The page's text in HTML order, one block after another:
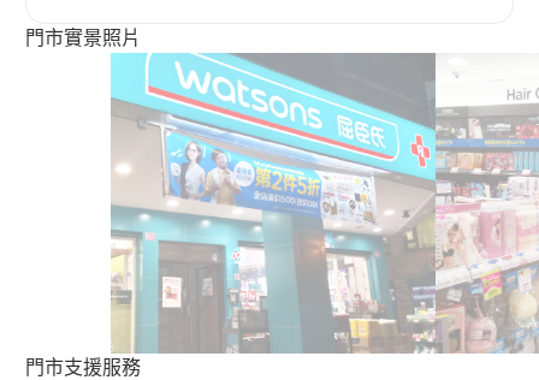
門市實景照片
門市支援服務